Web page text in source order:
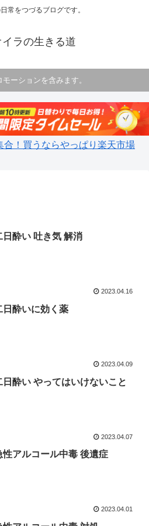
常をつづるブログです。
イラの生きる道
ーションを含みます。
合！買うならやっぱり楽天市場
日酔い 吐き気 解消
2023.04.16
日酔いに効く薬
2023.04.09
日酔い やってはいけないこと
2023.04.07
性アルコール中毒 後遺症
2023.04.01